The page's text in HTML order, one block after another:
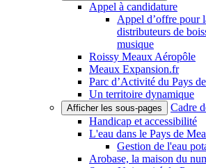
Appel à candidature
Appel d’offre pour
distributeurs de
musique
Roissy Meaux Aéropôle
Meaux Expansion.fr
Parc d’Activité du Pays
Un territoire dynamique
Afficher les sous-pages
Cadre
Handicap et accessibilité
L'eau dans le Pays de
Gestion de l'eau
Arobase, la maison du